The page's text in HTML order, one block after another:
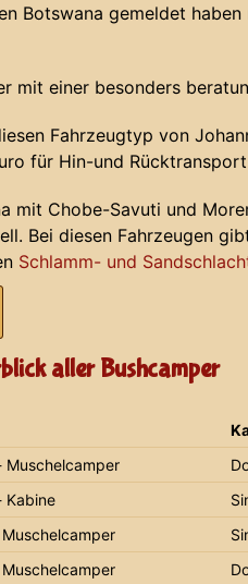
Botswana gemeldet
mit einer besonders
Fahrzeugtyp von
für Hin-und
mit Chobe-Savuti und
Bei diesen Fahrzeugen
Schlamm- und
aller Bushcamper
Muschelcamper
Kabine